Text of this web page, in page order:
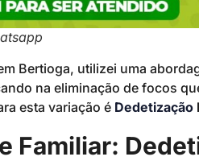
Bertioga, utilizei uma
na eliminação de focos
esta variação é Dedetização
Familiar: